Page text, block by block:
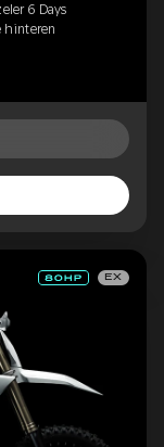
6 Days
hinteren
EX